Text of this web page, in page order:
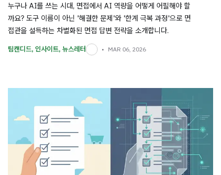
누구나 AI를 쓰는 시대, 면접에서 AI 역량을 어떻게 어필해야 할
까요? 도구 이름이 아닌 '해결한 문제'와 '한계 극복 과정'으로 면
접관을 설득하는 차별화된 면접 답변 전략을 소개합니다.
팀캔디드, 인사이트, 뉴스레터 MAR 06, 2026